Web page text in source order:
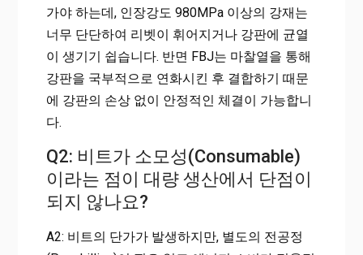
가야 하는데, 인장강도 980MPa 이상의 강재는
너무 단단하여 리벳이 휘어지거나 강판에 균열
이 생기기 쉽습니다. 반면 FBJ는 마찰열을 통해
강판을 국부적으로 연화시킨 후 결합하기 때문
에 강판의 손상 없이 안정적인 체결이 가능합니
다.
Q2: 비트가 소모성(Consumable)
이라는 점이 대량 생산에서 단점이
되지 않나요?
A2: 비트의 단가가 발생하지만, 별도의 전공정